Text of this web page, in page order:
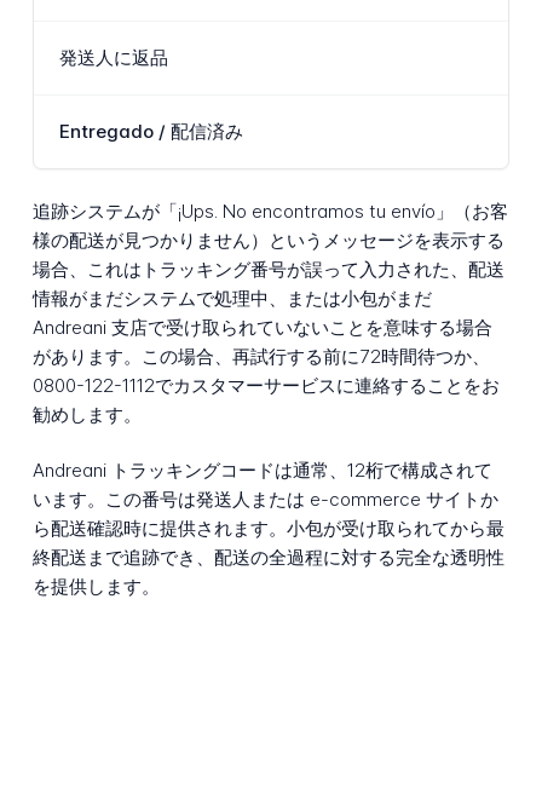
発送人に返品
Entregado / 配信済み
追跡システムが「¡Ups. No encontramos tu envío」（お客
様の配送が見つかりません）というメッセージを表示する
場合、これはトラッキング番号が誤って入力された、配送
情報がまだシステムで処理中、または小包がまだ
Andreani 支店で受け取られていないことを意味する場合
があります。この場合、再試行する前に72時間待つか、
0800-122-1112でカスタマーサービスに連絡することをお
勧めします。
Andreani トラッキングコードは通常、12桁で構成されて
います。この番号は発送人または e-commerce サイトか
ら配送確認時に提供されます。小包が受け取られてから最
終配送まで追跡でき、配送の全過程に対する完全な透明性
を提供します。